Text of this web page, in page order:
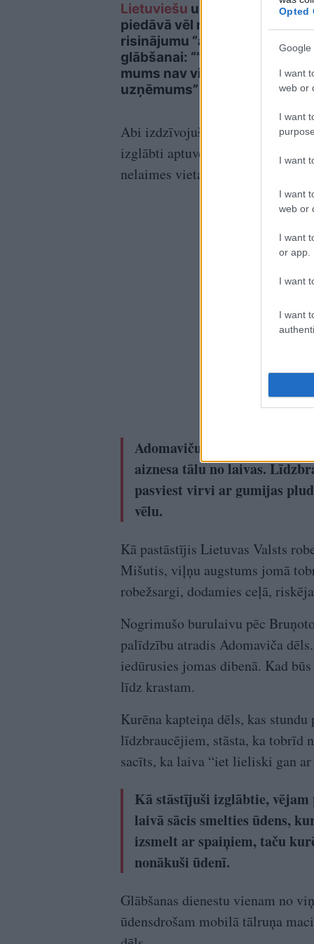
Opted
Google
I want
web or
I want
I want
I want
web or
I want
or app.
I want
I want
Lietuviešu uzņēmējs
piedāvā vēl nedzirdētu
risinājumu “airBaltic”
glābšanai: “”airBaltic”
mums nav vienkārši
uzņēmums”
Cik
Abi izdzīvojušie muzeja
izglābti aptuveni pēc
nelaimes vietai nelabvēlīgos
Adomaviču, kas glābšanas
aiznesa tālu no laivas.
pasviest virvi ar gumijas
vēlu.
Kā pastāstījis Lietuvas Valsts
Mišutis, viļņu augstums jomā
robežsargi, dodamies ceļā,
Nogrimušo burulaivu pēc
palīdzību atradis Adomaviča
iedūrusies jomas dibenā. Kad
līdz krastam.
Kurēna kapteiņa dēls, kas
līdzbraucējiem, stāsta, ka tobrīd
sacīts, ka laiva “iet lieliski gan
Kā stāstījuši izglābtie, vējam
laivā sācis smelties ūdens,
izsmelt ar spaiņiem, taču
nonākuši ūdenī.
Glābšanas dienestu vienam no
ūdensdrošam mobilā tālruņa